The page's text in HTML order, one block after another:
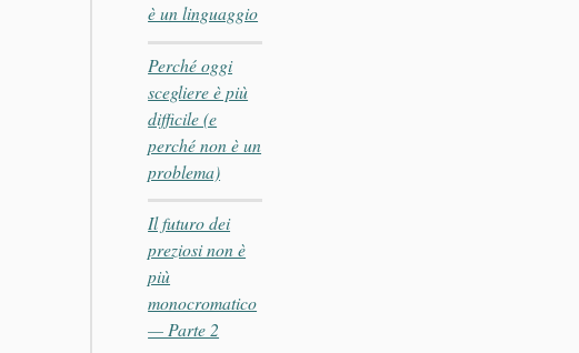
è un linguaggio
Perché oggi
scegliere è più
difficile (e
perché non è un
problema)
Il futuro dei
preziosi non è
più
monocromatico
— Parte 2